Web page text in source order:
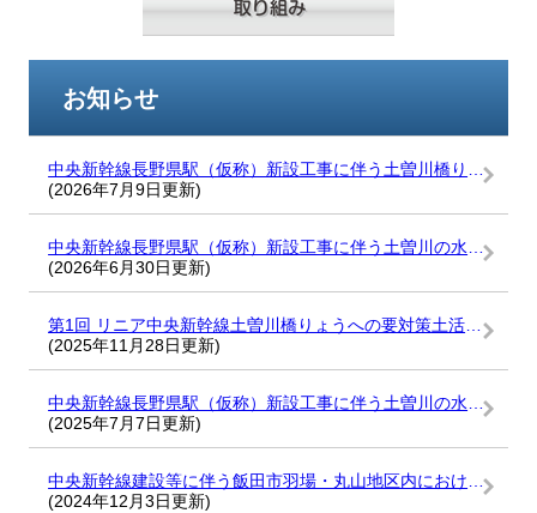
お知らせ
中央新幹線長野県駅（仮称）新設工事に伴う土曽川橋りょうへの要対策土活用に関する確認書
(2026年7月9日更新)
中央新幹線長野県駅（仮称）新設工事に伴う土曽川の水質調査結果（令和8年6月5日）
(2026年6月30日更新)
第1回 リニア中央新幹線土曽川橋りょうへの要対策土活用に関する安全確認委員会
(2025年11月28日更新)
中央新幹線長野県駅（仮称）新設工事に伴う土曽川の水質調査結果（令和7年7月3日）
(2025年7月7日更新)
中央新幹線建設等に伴う飯田市羽場・丸山地区内における工事用車両の通行等に関する確認書
(2024年12月3日更新)